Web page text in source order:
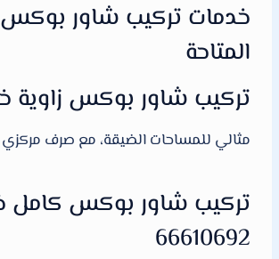
خدمات تركيب شاور بوكس
المتاحة
تركيب شاور بوكس زاوية
مثالي للمساحات الضيقة، مع صرف
تركيب شاور بوكس كامل
66610692